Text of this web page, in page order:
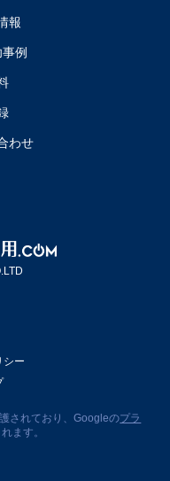
報
例
わせ
シー
されており、Googleのプラ
ます。